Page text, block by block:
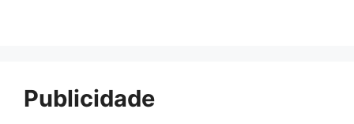
Publicidade